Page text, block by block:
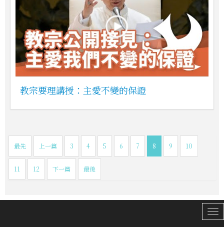
教宗要理講授：主愛不變的保證
最先 上一篇 3 4 5 6 7 8 9 10
11 12 下一篇 最後